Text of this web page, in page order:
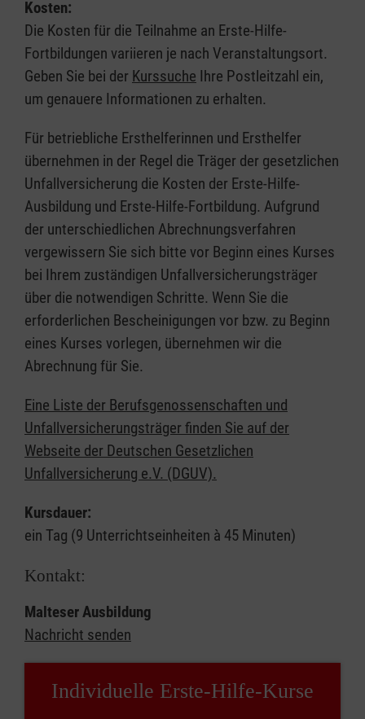
Kosten:
Die Kosten für die Teilnahme an Erste-Hilfe-
Fortbildungen variieren je nach Veranstaltungsort.
Geben Sie bei der Kurssuche Ihre Postleitzahl ein,
um genauere Informationen zu erhalten.
Für betriebliche Ersthelferinnen und Ersthelfer
übernehmen in der Regel die Träger der gesetzlichen
Unfallversicherung die Kosten der Erste-Hilfe-
Ausbildung und Erste-Hilfe-Fortbildung. Aufgrund
der unterschiedlichen Abrechnungsverfahren
vergewissern Sie sich bitte vor Beginn eines Kurses
bei Ihrem zuständigen Unfallversicherungsträger
über die notwendigen Schritte. Wenn Sie die
erforderlichen Bescheinigungen vor bzw. zu Beginn
eines Kurses vorlegen, übernehmen wir die
Abrechnung für Sie.
Eine Liste der Berufsgenossenschaften und
Unfallversicherungsträger finden Sie auf der
Webseite der Deutschen Gesetzlichen
Unfallversicherung e.V. (DGUV).
Kursdauer:
ein Tag (9 Unterrichtseinheiten à 45 Minuten)
Kontakt:
Malteser Ausbildung
Nachricht senden
Individuelle Erste-Hilfe-Kurse